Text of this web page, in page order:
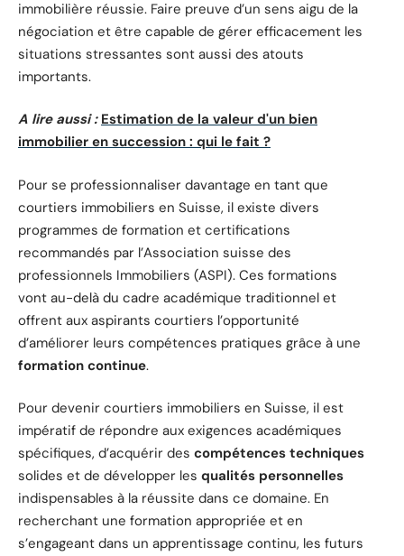
immobilière réussie. Faire preuve d’un sens aigu de la
négociation et être capable de gérer efficacement les
situations stressantes sont aussi des atouts
importants.
A lire aussi : Estimation de la valeur d'un bien
immobilier en succession : qui le fait ?
Pour se professionnaliser davantage en tant que
courtiers immobiliers en Suisse, il existe divers
programmes de formation et certifications
recommandés par l’Association suisse des
professionnels Immobiliers (ASPI). Ces formations
vont au-delà du cadre académique traditionnel et
offrent aux aspirants courtiers l’opportunité
d’améliorer leurs compétences pratiques grâce à une
formation continue.
Pour devenir courtiers immobiliers en Suisse, il est
impératif de répondre aux exigences académiques
spécifiques, d’acquérir des compétences techniques
solides et de développer les qualités personnelles
indispensables à la réussite dans ce domaine. En
recherchant une formation appropriée et en
s’engageant dans un apprentissage continu, les futurs